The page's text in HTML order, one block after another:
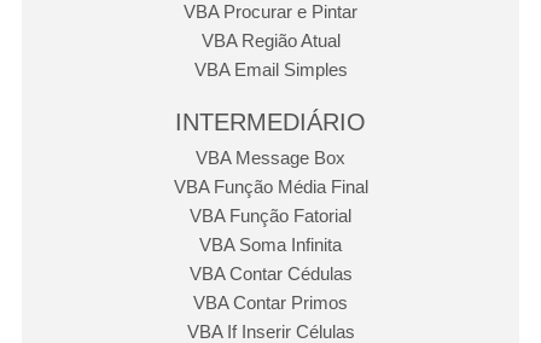
VBA Procurar e Pintar
VBA Região Atual
VBA Email Simples
INTERMEDIÁRIO
VBA Message Box
VBA Função Média Final
VBA Função Fatorial
VBA Soma Infinita
VBA Contar Cédulas
VBA Contar Primos
VBA If Inserir Células